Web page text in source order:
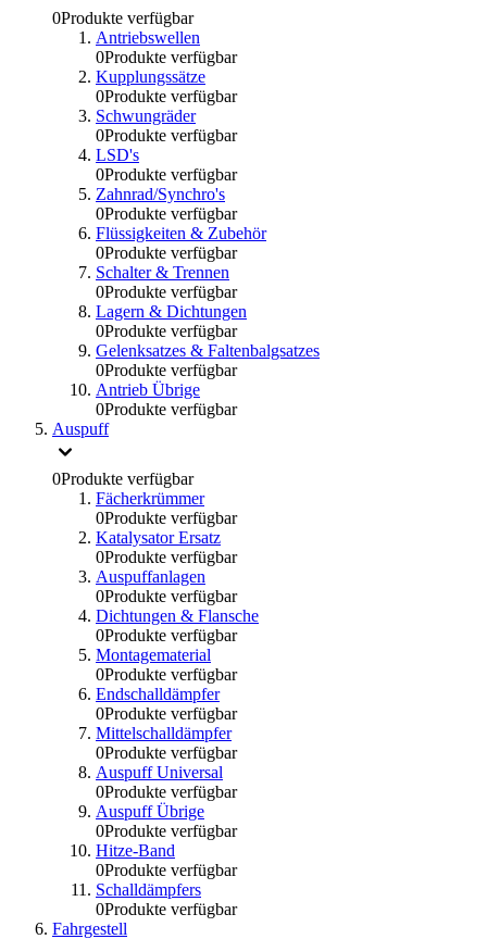
0Produkte verfügbar
Antriebswellen
0Produkte verfügbar
Kupplungssätze
0Produkte verfügbar
Schwungräder
0Produkte verfügbar
LSD's
0Produkte verfügbar
Zahnrad/Synchro's
0Produkte verfügbar
Flüssigkeiten & Zubehör
0Produkte verfügbar
Schalter & Trennen
0Produkte verfügbar
Lagern & Dichtungen
0Produkte verfügbar
Gelenksatzes & Faltenbalgsatzes
0Produkte verfügbar
Antrieb Übrige
0Produkte verfügbar
Auspuff
0Produkte verfügbar
Fächerkrümmer
0Produkte verfügbar
Katalysator Ersatz
0Produkte verfügbar
Auspuffanlagen
0Produkte verfügbar
Dichtungen & Flansche
0Produkte verfügbar
Montagematerial
0Produkte verfügbar
Endschalldämpfer
0Produkte verfügbar
Mittelschalldämpfer
0Produkte verfügbar
Auspuff Universal
0Produkte verfügbar
Auspuff Übrige
0Produkte verfügbar
Hitze-Band
0Produkte verfügbar
Schalldämpfers
0Produkte verfügbar
Fahrgestell